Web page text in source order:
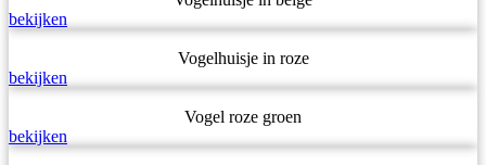
bekijken
Vogelhuisje in roze
bekijken
Vogel roze groen
bekijken